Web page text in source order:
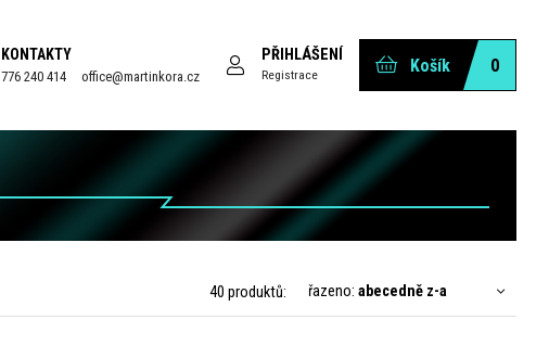
KONTAKTY
776 240 414 office@martinkora.cz
PŘIHLÁŠENÍ
Registrace Košík 0
40 produktů: řazeno:abecedně z-a